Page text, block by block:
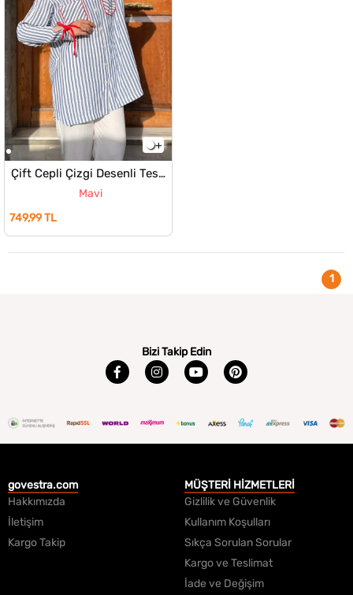
Çift Cepli Çizgi Desenli Tesettür Gömlek
Mavi
749,99 TL
1
Bizi Takip Edin
govestra.com
Hakkımızda
İletişim
Kargo Takip
MÜŞTERİ HİZMETLERİ
Gizlilik ve Güvenlik
Kullanım Koşulları
Sıkça Sorulan Sorular
Kargo ve Teslimat
İade ve Değişim